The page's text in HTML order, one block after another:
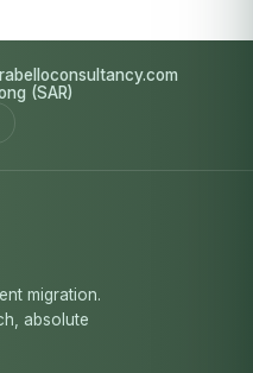
(SAR)
migration.
absolute